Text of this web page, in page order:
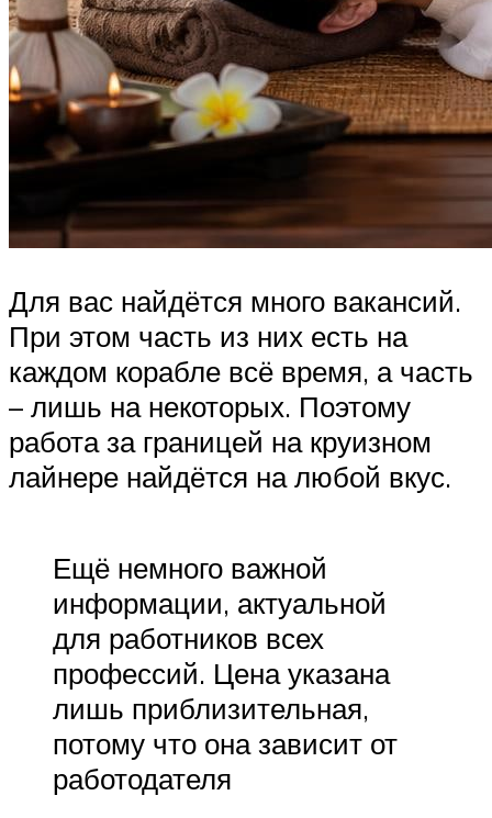
Для вас найдётся много вакансий.
При этом часть из них есть на
каждом корабле всё время, а часть
– лишь на некоторых. Поэтому
работа за границей на круизном
лайнере найдётся на любой вкус.
Ещё немного важной
информации, актуальной
для работников всех
профессий. Цена указана
лишь приблизительная,
потому что она зависит от
работодателя